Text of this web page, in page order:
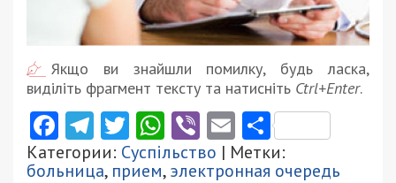
Якщо ви знайшли помилку, будь ласка,
виділіть фрагмент тексту та натисніть Ctrl+Enter.
Facebook
Telegram
Twitter
WhatsApp
ViberEmail
Категории: Суспільство | Метки:
больница, прием,электронная очередь